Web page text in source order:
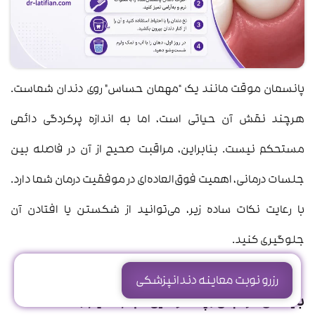
پانسمان موقت مانند یک “مهمان حساس” روی دندان شماست.
هرچند نقش آن حیاتی است، اما به اندازه پرکردگی دائمی
مستحکم نیست. بنابراین، مراقبت صحیح از آن در فاصله بین
جلسات درمانی، اهمیت فوق‌العاده‌ای در موفقیت درمان شما دارد.
با رعایت نکات ساده زیر، می‌توانید از شکستن یا افتادن آن
جلوگیری کنید.
بایدهای مراقبتی (چه کارهایی انجام دهیم؟)
رزرو نوبت معاینه دندانپزشکی